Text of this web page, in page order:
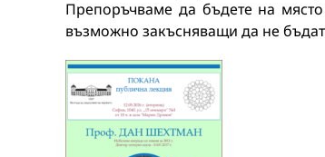
Препоръчваме да бъдете на
възможно закъсняващи да не